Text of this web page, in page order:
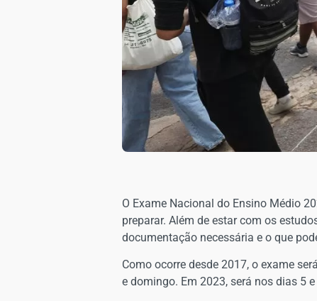
O Exame Nacional do Ensino Médio
preparar. Além de estar com os
documentação necessária e o que
Como ocorre desde 2017, o exame
e domingo. Em 2023, será nos dias 5